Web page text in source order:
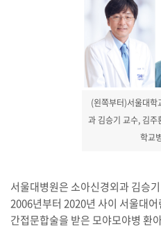
(왼쪽부터)서울대학
과 김승기 교수, 김
학교
서울대병원은 소아신경외과 김승
2006년부터 2020년 사이 서울대
간접문합술을 받은 모야모야병 환